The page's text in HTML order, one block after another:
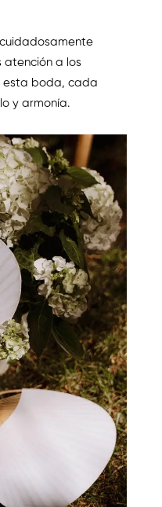
atención a los
esta boda, cada
y armonía.